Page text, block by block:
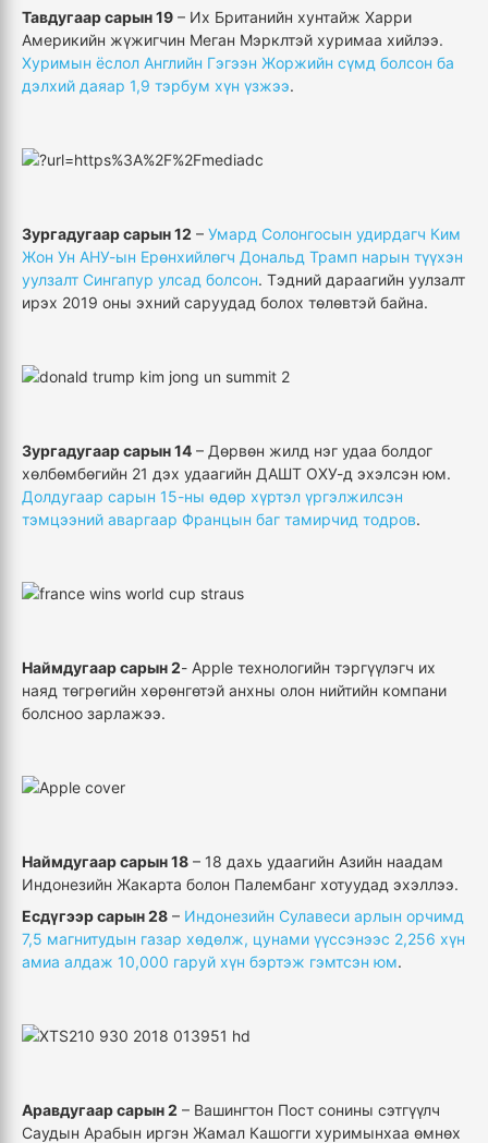
Тавдугаар сарын 19 – Их Британийн хунтайж Харри
Америкийн жүжигчин Меган Мэрклтэй хуримаа хийлээ.
Хуримын ёслол Английн Гэгээн Жоржийн сүмд болсон ба
дэлхий даяар 1,9 тэрбум хүн үзжээ.
Зургадугаар сарын 12 – Умард Солонгосын удирдагч Ким
Жон Ун АНУ-ын Ерөнхийлөгч Дональд Трамп нарын түүхэн
уулзалт Сингапур улсад болсон. Тэдний дараагийн уулзалт
ирэх 2019 оны эхний саруудад болох төлөвтэй байна.
Зургадугаар сарын 14 – Дөрвөн жилд нэг удаа болдог
хөлбөмбөгийн 21 дэх удаагийн ДАШТ ОХУ-д эхэлсэн юм.
Долдугаар сарын 15-ны өдөр хүртэл үргэлжилсэн
тэмцээний аваргаар Францын баг тамирчид тодров.
Наймдугаар сарын 2- Apple технологийн тэргүүлэгч их
наяд төгрөгийн хөрөнгөтэй анхны олон нийтийн компани
болсноо зарлажээ.
Наймдугаар сарын 18 – 18 дахь удаагийн Азийн наадам
Индонезийн Жакарта болон Палембанг хотуудад эхэллээ.
Есдүгээр сарын 28 – Индонезийн Сулавеси арлын орчимд
7,5 магнитудын газар хөдөлж, цунами үүссэнээс 2,256 хүн
амиа алдаж 10,000 гаруй хүн бэртэж гэмтсэн юм.
Аравдугаар сарын 2 – Вашингтон Пост сонины сэтгүүлч
Саудын Арабын иргэн Жамал Кашогги хуримынхаа өмнөх